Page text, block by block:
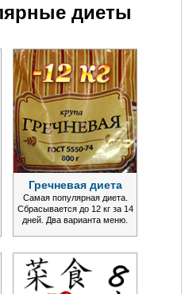
диеты
Гречневая диета
Самая популярная диета.
Сбрасывается до 12 кг за 14
дней. Два варианта меню.